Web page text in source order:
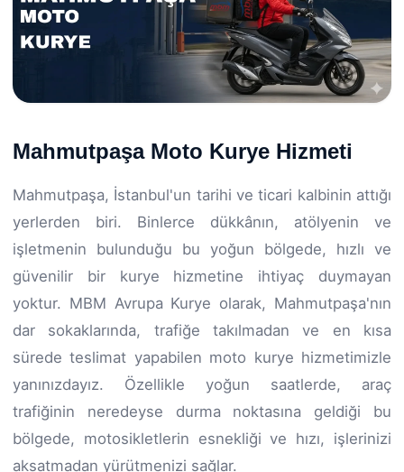
Mahmutpaşa Moto Kurye Hizmeti
Mahmutpaşa, İstanbul'un tarihi ve ticari kalbinin attığı
yerlerden biri. Binlerce dükkânın, atölyenin ve
işletmenin bulunduğu bu yoğun bölgede, hızlı ve
güvenilir bir kurye hizmetine ihtiyaç duymayan
yoktur. MBM Avrupa Kurye olarak, Mahmutpaşa'nın
dar sokaklarında, trafiğe takılmadan ve en kısa
sürede teslimat yapabilen moto kurye hizmetimizle
yanınızdayız. Özellikle yoğun saatlerde, araç
trafiğinin neredeyse durma noktasına geldiği bu
bölgede, motosikletlerin esnekliği ve hızı, işlerinizi
aksatmadan yürütmenizi sağlar.